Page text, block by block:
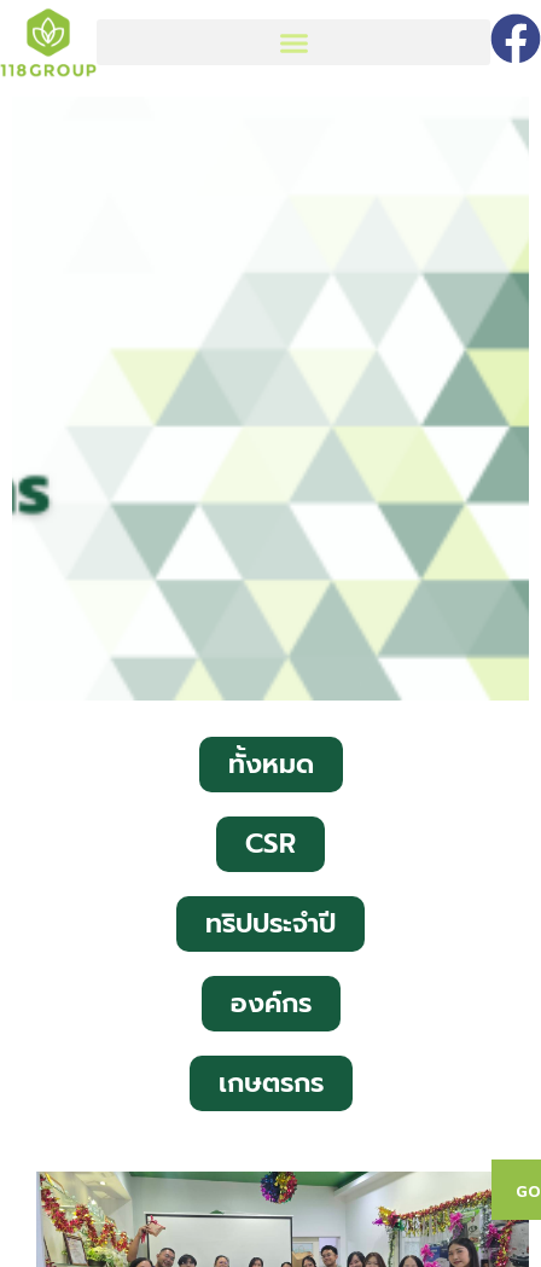
ทั้งหมด
CSR
ทริปประจำปี
องค์กร
เกษตรกร